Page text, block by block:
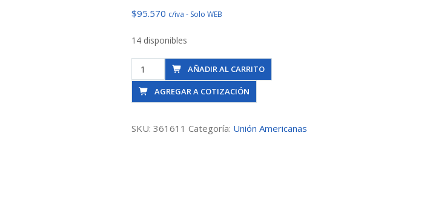
$95.570 c/iva - Solo WEB
14 disponibles
Unión
Galv
Asiento
4
AÑADIR AL CARRITO
AGREGAR A COTIZACIÓN
SKU:361611 Categoría: Unión Americanas